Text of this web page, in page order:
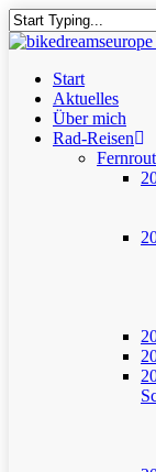
Skip
to
content
Close
Menu
Start
Aktuelles
Über mich
Rad-Reisen